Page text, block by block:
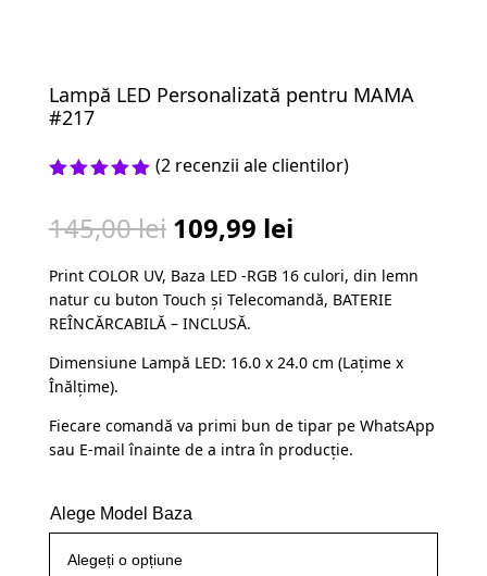
Lampă LED Personalizată pentru MAMA
#217
pe baza a
evaluări
clienți
(2 recenzii ale clientilor)
145,00lei Prețul
a
fost:
109,99 leiPrețul
este:
109,99 lei.
Print COLOR UV, Baza LED -RGB 16 culori, din lemn
natur cu buton Touch și Telecomandă, BATERIE
REÎNCĂRCABILĂ – INCLUSĂ.
Dimensiune Lampă LED: 16.0 x 24.0 cm (Lațime x
Înălțime).
Fiecare comandă va primi bun de tipar pe WhatsApp
sau E-mail înainte de a intra în producție.
Alege Model Baza